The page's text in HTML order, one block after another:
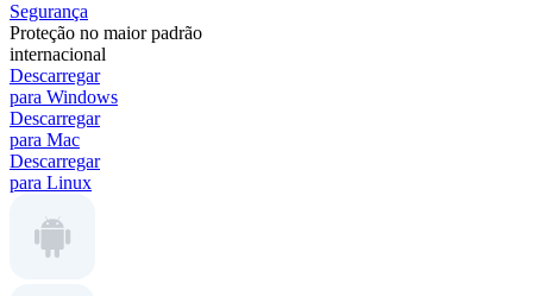
Segurança
Proteção no maior padrão
internacional
Descarregar
para Windows
Descarregar
para Mac
Descarregar
para Linux